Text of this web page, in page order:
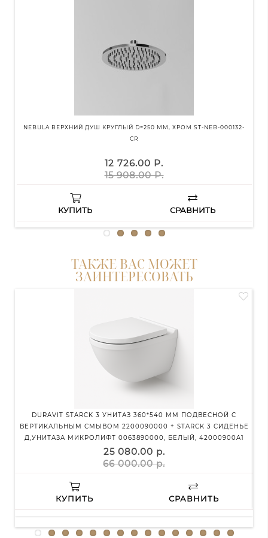
NEBULA ВЕРХНИЙ ДУШ КРУГЛЫЙ D=250 ММ, ХРОМ ST-NEB-000132-
CR
12 726.00 Р.
15 908.00 Р.
КУПИТЬ СРАВНИТЬ
ТАКЖЕ ВАС МОЖЕТ
ЗАИНТЕРЕСОВАТЬ
DURAVIT STARCK 3 УНИТАЗ 360*540 ММ ПОДВЕСНОЙ С
ВЕРТИКАЛЬНЫМ СМЫВОМ 2200090000 + STARCK 3 СИДЕНЬЕ
Д,УНИТАЗА МИКРОЛИФТ 0063890000, БЕЛЫЙ, 42000900A1
25 080.00 р.
66 000.00 р.
КУПИТЬ СРАВНИТЬ